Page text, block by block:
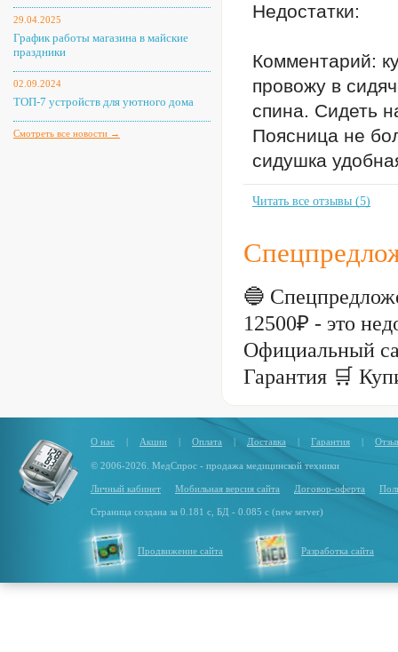
29.04.2025
График работы магазина в майские
праздники
02.09.2024
ТОП-7 устройств для уютного дома
Смотреть все новости →
Недостатки:
Комментарий:
провожу в
спина. Сидеть
Поясница не
сидушка
Читать все отзывы (5)
🔵
12500₽ - это
Официальный
Гарантия 🛒
О нас | Акции | Оплата | Доставка | Гарантия |
© 2006-2026. МедСпрос - продажа медицинской техники
Личный кабинет Мобильная версия сайта Договор-оферта
Страница создана за 0.181 с, БД - 0.085 с (new server)
Продвижение сайта Разработка сайта